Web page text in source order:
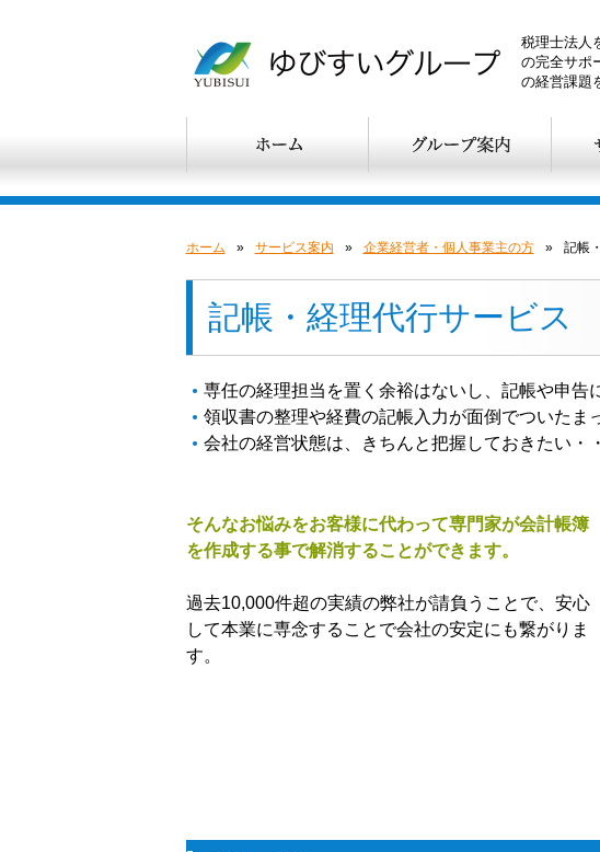
税理士法人
の完全サポ
の経営課題
ホーム » サービス案内 » 企業経営者・個人事業主の方 » 記帳
記帳・経理代行サービス
専任の経理担当を置く余裕はないし、記帳や申告
領収書の整理や経費の記帳入力が面倒でついたま
会社の経営状態は、きちんと把握しておきたい・
そんなお悩みをお客様に代わって専門家が会計帳簿
を作成する事で解消することができます。
過去10,000件超の実績の弊社が請負うことで、安心
して本業に専念することで会社の安定にも繋がりま
す。